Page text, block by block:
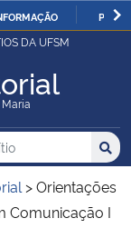
DA UFSM
no Sítio
>Orientações
Comunicação I